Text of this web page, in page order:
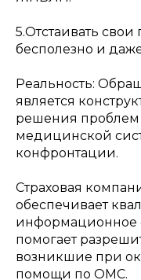
5.Отстаивать
бесполезно и
Реальность:
является
решения проблем
медицинской
конфронтации.
Страховая
обеспечивает
информационное
помогает
возникшие при
помощи по ОМС.